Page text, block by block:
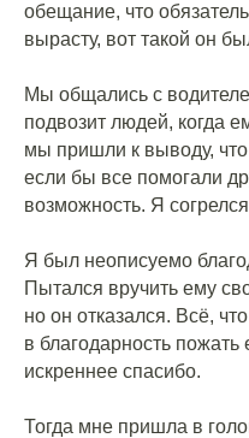
обещание, что
вырасту, вот такой он
Мы общались с
подвозит людей, когда
мы пришли к выводу,
если бы все помогали
возможность. Я
Я был неописуемо
Пытался вручить ему
но он отказался. Всё,
в благодарность пожать
искреннее спасибо.
Тогда мне пришла в